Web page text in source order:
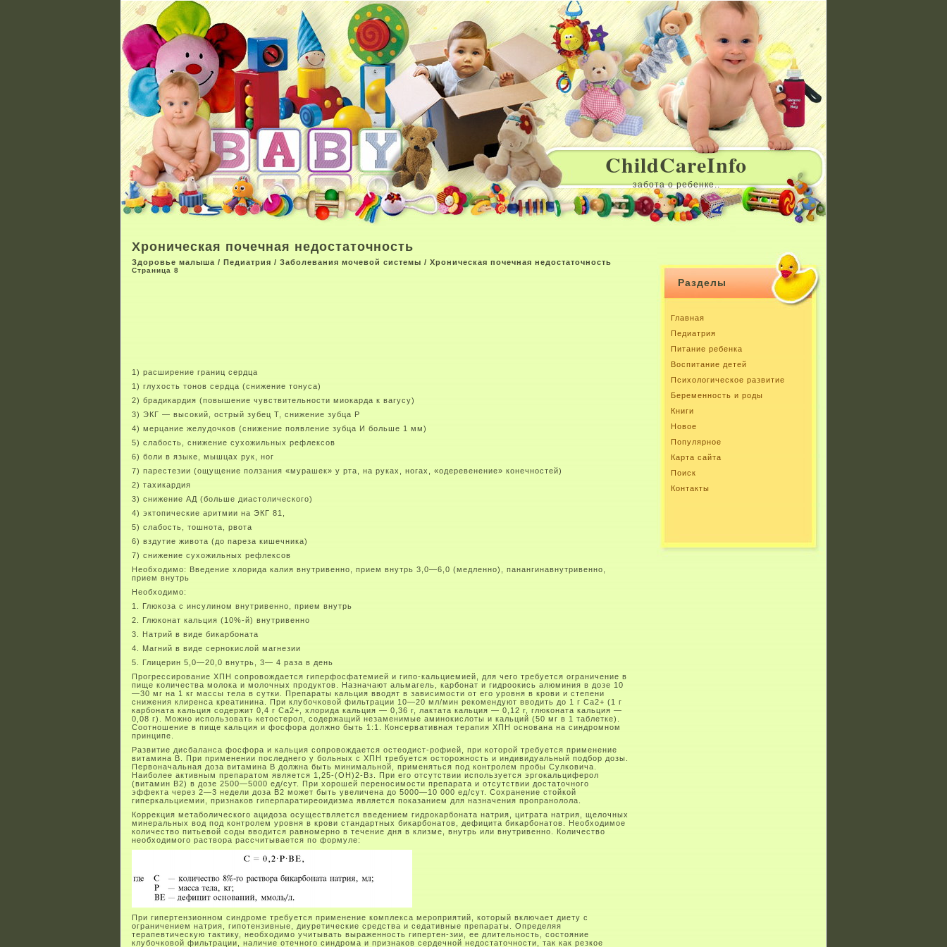
ChildCareInfo
забота о ребенке..
Хроническая почечная недостаточность
Здоровье малыша / Педиатрия / Заболевания мочевой системы / Хроническая почечная недостаточность
Страница 8
1) расширение границ сердца
1) глухость тонов сердца (снижение тонуса)
2) брадикардия (повышение чувствительности миокарда к вагусу)
3) ЭКГ — высокий, острый зубец Т, снижение зубца Р
4) мерцание желудочков (снижение появление зубца И больше 1 мм)
5) слабость, снижение сухожильных рефлексов
6) боли в языке, мышцах рук, ног
7) парестезии (ощущение ползания «мурашек» у рта, на руках, ногах, «одеревенение» конечностей)
2) тахикардия
3) снижение АД (больше диастолического)
4) эктопические аритмии на ЭКГ 81,
5) слабость, тошнота, рвота
6) вздутие живота (до пареза кишечника)
7) снижение сухожильных рефлексов
Необходимо: Введение хлорида калия внутривенно, прием внутрь 3,0—6,0 (медленно), панангинавнутривенно,
прием внутрь
Необходимо:
1. Глюкоза с инсулином внутривенно, прием внутрь
2. Глюконат кальция (10%-й) внутривенно
3. Натрий в виде бикарбоната
4. Магний в виде сернокислой магнезии
5. Глицерин 5,0—20,0 внутрь, 3— 4 раза в день
Прогрессирование ХПН сопровождается гиперфосфатемией и гипо-кальциемией, для чего требуется ограничение в
пище количества молока и молочных продуктов. Назначают альмагель, карбонат и гидроокись алюминия в дозе 10
—30 мг на 1 кг массы тела в сутки. Препараты кальция вводят в зависимости от его уровня в крови и степени
снижения клиренса креатинина. При клубочковой фильтрации 10—20 мл/мин рекомендуют вводить до 1 г Са2+ (1 г
карбоната кальция содержит 0,4 г Са2+, хлорида кальция — 0,36 г, лактата кальция — 0,12 г, глюконата кальция —
0,08 г). Можно использовать кетостерол, содержащий незаменимые аминокислоты и кальций (50 мг в 1 таблетке).
Соотношение в пище кальция и фосфора должно быть 1:1. Консервативная терапия ХПН основана на синдромном
принципе.
Развитие дисбаланса фосфора и кальция сопровождается остеодист-рофией, при которой требуется применение
витамина В. При применении последнего у больных с ХПН требуется осторожность и индивидуальный подбор дозы.
Первоначальная доза витамина В должна быть минимальной, применяться под контролем пробы Сулковича.
Наиболее активным препаратом является 1,25-(ОН)2-Вз. При его отсутствии используется эргокальциферол
(витамин В2) в дозе 2500—5000 ед/сут. При хорошей переносимости препарата и отсутствии достаточного
эффекта через 2—3 недели доза В2 может быть увеличена до 5000—10 000 ед/сут. Сохранение стойкой
гиперкальциемии, признаков гиперпаратиреоидизма является показанием для назначения пропранолола.
Коррекция метаболического ацидоза осуществляется введением гидрокарбоната натрия, цитрата натрия, щелочных
минеральных вод под контролем уровня в крови стандартных бикарбонатов, дефицита бикарбонатов. Необходимое
количество питьевой соды вводится равномерно в течение дня в клизме, внутрь или внутривенно. Количество
необходимого раствора рассчитывается по формуле:
При гипертензионном синдроме требуется применение комплекса мероприятий, который включает диету с
ограничением натрия, гипотензивные, диуретические средства и седативные препараты. Определяя
терапевтическую тактику, необходимо учитывать выраженность гипертен-зии, ее длительность, состояние
клубочковой фильтрации, наличие отечного синдрома и признаков сердечной недостаточности, так как резкое
Разделы
Главная
Педиатрия
Питание ребенка
Воспитание детей
Психологическое развитие
Беременность и роды
Книги
Новое
Популярное
Карта сайта
Поиск
Контакты